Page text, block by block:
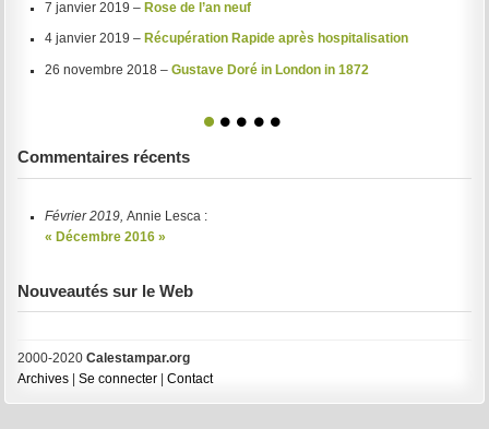
7 janvier 2019 – Rose de l’an neuf
4 janvier 2019 – Récupération Rapide après hospitalisation
26 novembre 2018 – Gustave Doré in London in 1872
1 2 3 4 5
Commentaires récents
Février 2019, Annie Lesca :
« Décembre 2016 »
Nouveautés sur le Web
2000-2020Calestampar.org
Archives |Se connecter |Contact